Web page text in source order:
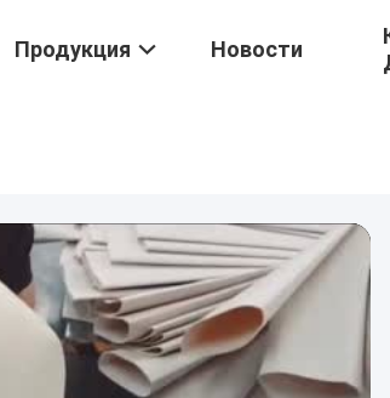
Продукция Новости